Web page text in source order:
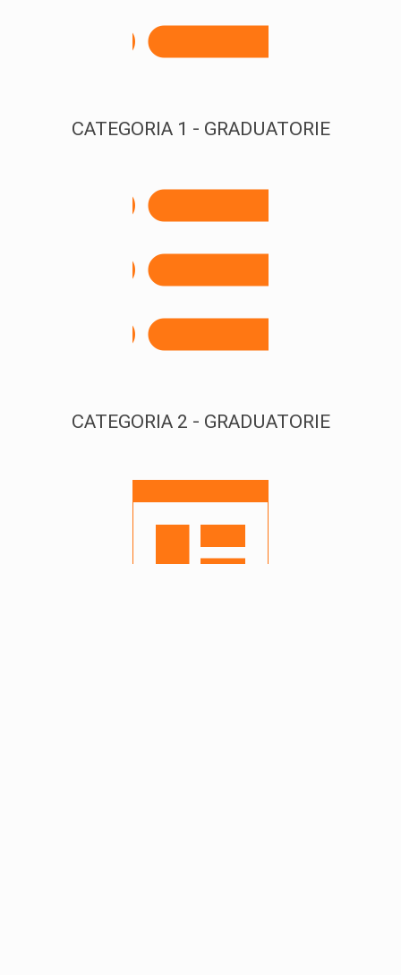
CATEGORIA 1 - GRADUATORIE
CATEGORIA 2 - GRADUATORIE